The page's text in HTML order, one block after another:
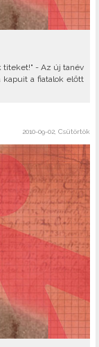
titeket!" - Az új tanév
kapuit a fiatalok előtt
2010-09-02, Csütörtök